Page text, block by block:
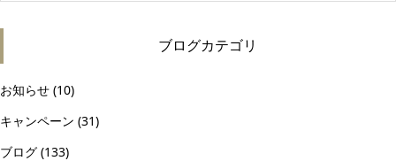
ブログカテゴリ
お知らせ (10)
キャンペーン (31)
ブログ (133)